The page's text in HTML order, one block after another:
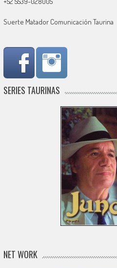
Suerte Matador Comunicación Taurina
SERIES TAURINAS
NET WORK